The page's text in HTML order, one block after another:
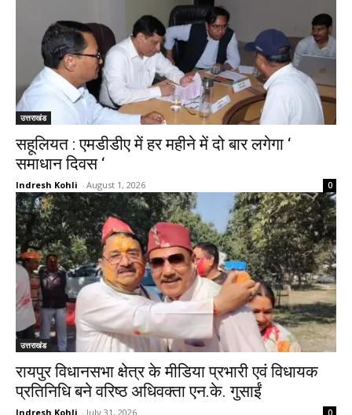
उत्तराखंड
सहूलियत : एमडीडीए में हर महीने में दो बार लगेगा ‘
समाधान दिवस ‘
Indresh Kohli - August 1, 2026 0
उत्तराखंड
रायपुर विधानसभा क्षेत्र के मीडिया प्रभारी एवं विधायक
प्रतिनिधि बने वरिष्ठ अधिवक्ता एन.के. गुसाईं
Indresh Kohli - July 31, 2026 0